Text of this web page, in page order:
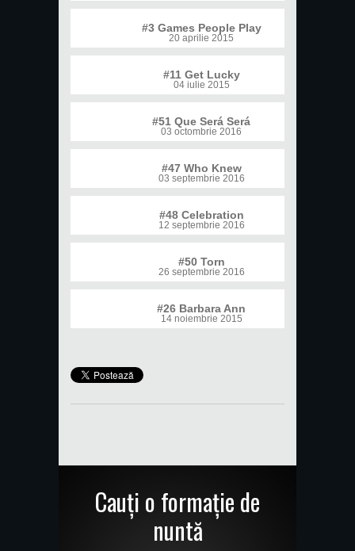
#3 Games People Play
20 aprilie 2015
#11 Get Lucky
04 iulie 2015
#51 Que Será Será
03 octombrie 2016
#47 Who Knew
03 septembrie 2016
#48 Celebration
12 septembrie 2016
#50 Torn
26 septembrie 2016
#26 Barbara Ann
14 noiembrie 2015
Cauți o formație de
nuntă